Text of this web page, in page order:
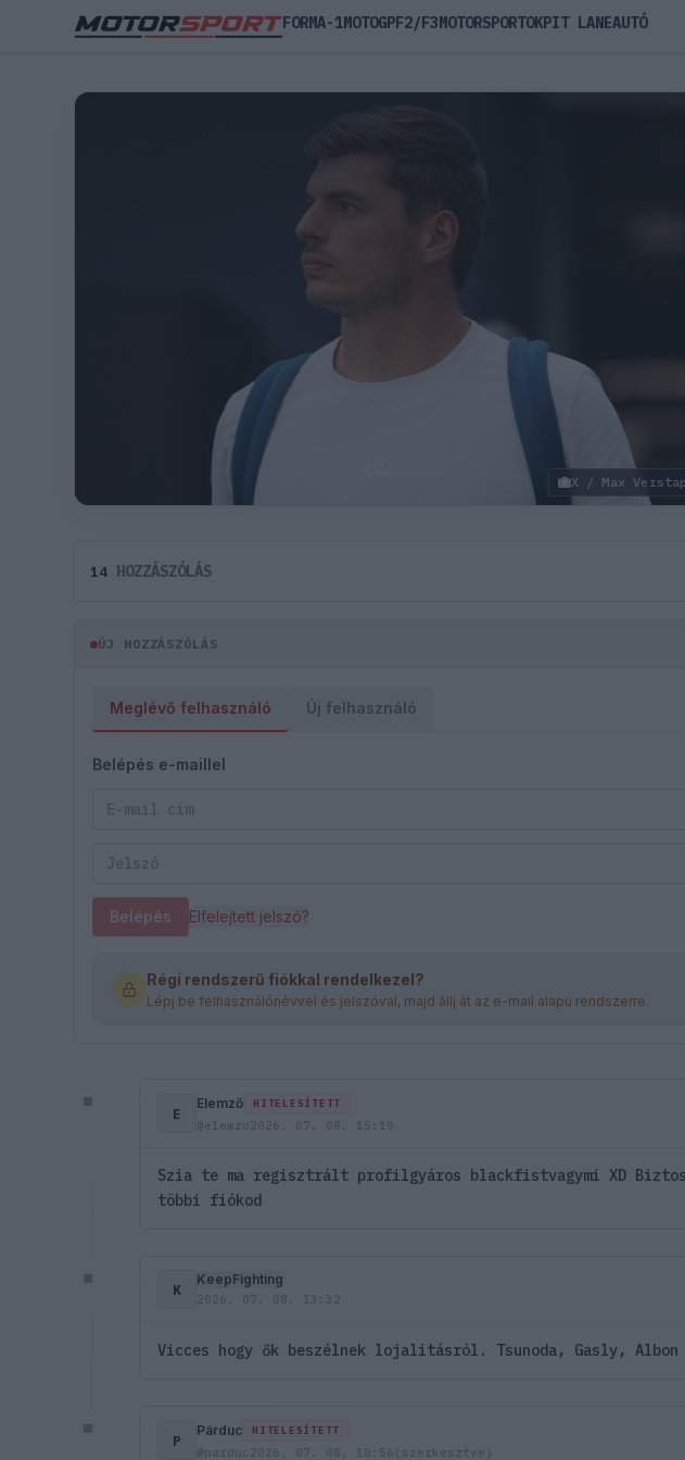
X / Max
14 HOZZÁSZÓLÁS
ÚJ HOZZÁSZÓLÁS
Meglévő felhasználó Új felhasználó
Belépés e-maillel
Belépés Elfelejtett jelszó?
Régi rendszerű fiókkal rendelkezel?
Lépj be felhasználónévvel és jelszóval, majd állj át az e-mail alapú rendszerre.
E
Elemző HITELESÍTETT
@elemzo2026. 07. 08. 15:19
Szia te ma regisztrált profilgyáros blackfistvagymi XD
többi fiókod
K
KeepFighting
2026. 07. 08. 13:32
Vicces hogy ők beszélnek lojalitásról. Tsunoda, Gasly,
P
Párduc HITELESÍTETT
@parduc 2026. 07. 08. 10:56 (szerkesztve)
FORMA-1MOTOGPF2/F3MOTORSPORTOKPIT LANEAUTÓ